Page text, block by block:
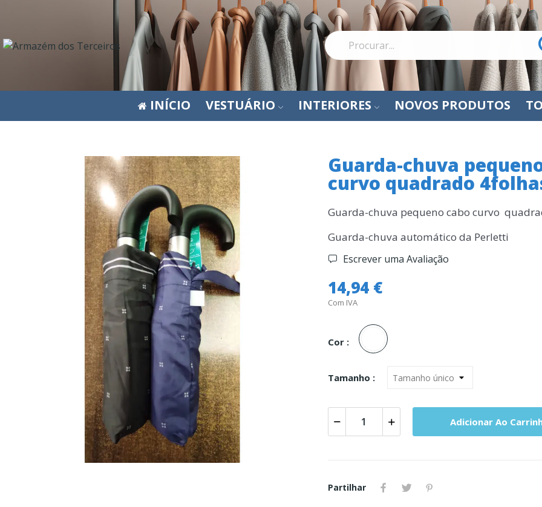
INÍCIO VESTUÁRIO INTERIORES NOVOS PRODUTOS
Guarda-chuva
curvo quadrado
Guarda-chuva pequeno cabo curvo
Guarda-chuva automático da Perletti
Escrever uma Avaliação
14,94 €
Com IVA
Cor :
Unica
Tamanho :
Adicionar Ao
Partilhar